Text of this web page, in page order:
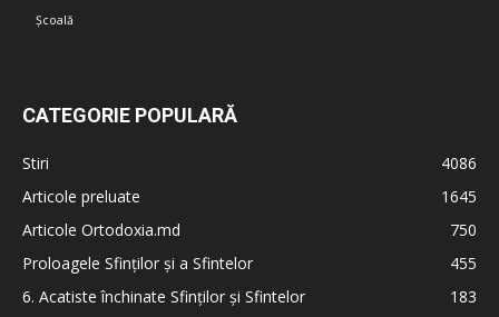
Școală
CATEGORIE POPULARĂ
Stiri
4086
Articole preluate
1645
Articole Ortodoxia.md
750
Proloagele Sfinților și a Sfintelor
455
6. Acatiste închinate Sfinților și Sfintelor
183